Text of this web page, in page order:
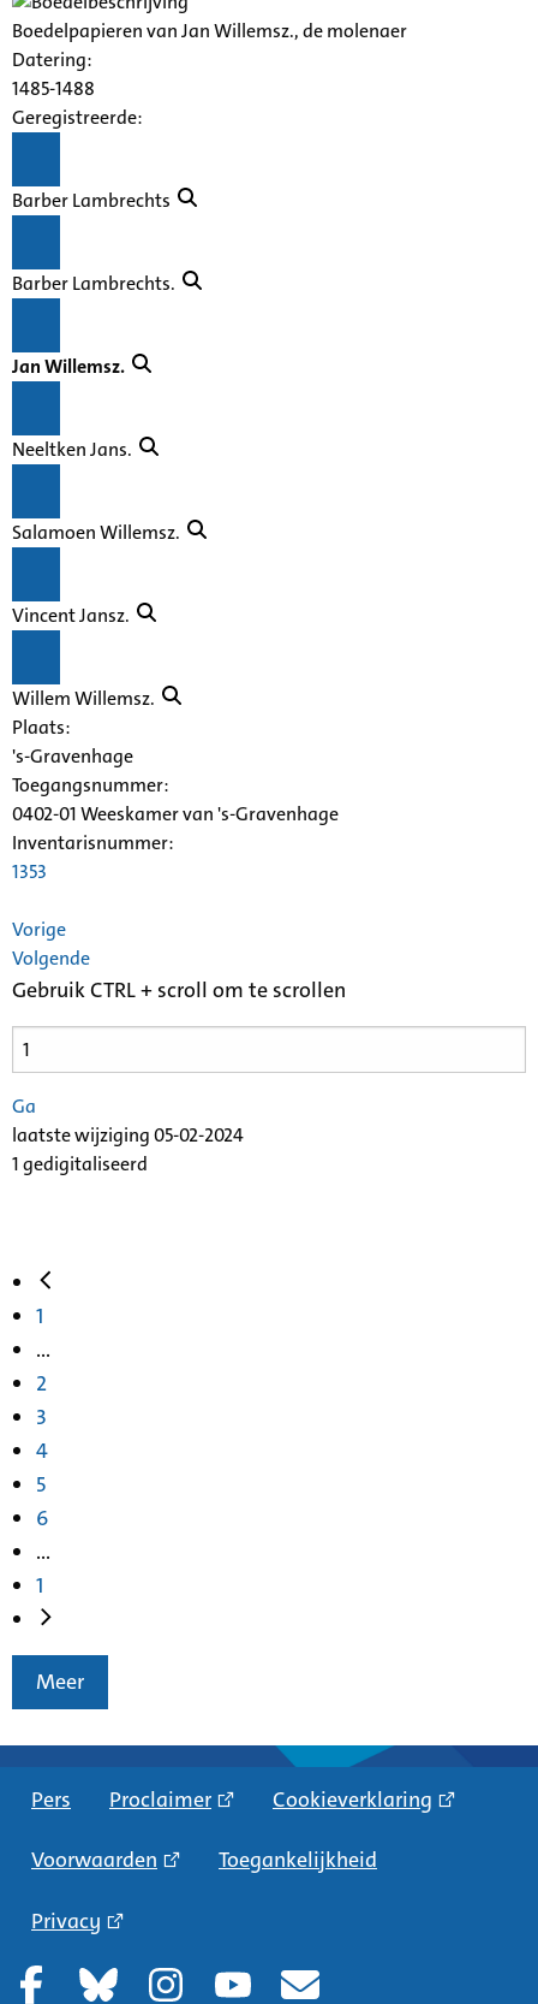
Boedelpapieren van Jan Willemsz., de molenaer
Datering:
1485-1488
Geregistreerde:
Barber Lambrechts
Barber Lambrechts.
Jan Willemsz.
Neeltken Jans.
Salamoen Willemsz.
Vincent Jansz.
Willem Willemsz.
Plaats:
's-Gravenhage
Toegangsnummer:
0402-01 Weeskamer van 's-Gravenhage
Inventarisnummer:
1353
Vorige
Volgende
Gebruik CTRL + scroll om te scrollen
Ga
laatste wijziging 05-02-2024
1 gedigitaliseerd
1
...
2
3
4
5
6
...
1
Meer
Pers Proclaimer Cookieverklaring
Voorwaarden Toegankelijkheid
Privacy